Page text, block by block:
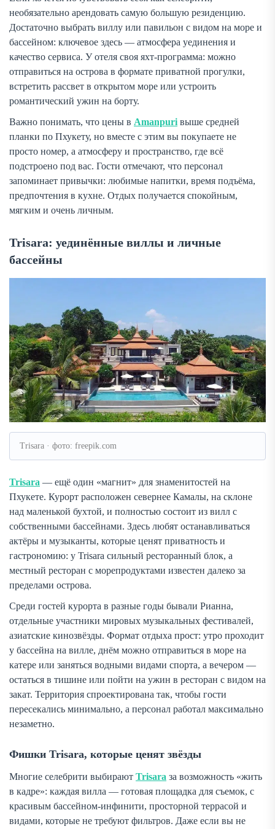
необязательно арендовать самую большую резиденцию.
Достаточно выбрать виллу или павильон с видом на море и
бассейном: ключевое здесь — атмосфера уединения и
качество сервиса. У отеля своя яхт-программа: можно
отправиться на острова в формате приватной прогулки,
встретить рассвет в открытом море или устроить
романтический ужин на борту.
Важно понимать, что цены в Amanpuri выше средней
планки по Пхукету, но вместе с этим вы покупаете не
просто номер, а атмосферу и пространство, где всё
подстроено под вас. Гости отмечают, что персонал
запоминает привычки: любимые напитки, время подъёма,
предпочтения в кухне. Отдых получается спокойным,
мягким и очень личным.
Trisara: уединённые виллы и личные
бассейны
Trisara · фото: freepik.com
Trisara — ещё один «магнит» для знаменитостей на
Пхукете. Курорт расположен севернее Камалы, на склоне
над маленькой бухтой, и полностью состоит из вилл с
собственными бассейнами. Здесь любят останавливаться
актёры и музыканты, которые ценят приватность и
гастрономию: у Trisara сильный ресторанный блок, а
местный ресторан с морепродуктами известен далеко за
пределами острова.
Среди гостей курорта в разные годы бывали Рианна,
отдельные участники мировых музыкальных фестивалей,
азиатские кинозвёзды. Формат отдыха прост: утро проходит
у бассейна на вилле, днём можно отправиться в море на
катере или заняться водными видами спорта, а вечером —
остаться в тишине или пойти на ужин в ресторан с видом на
закат. Территория спроектирована так, чтобы гости
пересекались минимально, а персонал работал максимально
незаметно.
Фишки Trisara, которые ценят звёзды
Многие селебрити выбирают Trisara за возможность «жить
в кадре»: каждая вилла — готовая площадка для съемок, с
красивым бассейном-инфинити, просторной террасой и
видами, которые не требуют фильтров. Даже если вы не